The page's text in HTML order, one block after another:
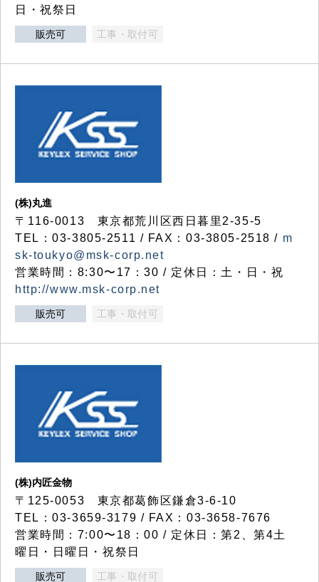
日・祝祭日
販売可 工事・取付可
(株)丸進
〒116-0013 東京都荒川区西日暮里2-35-5
TEL：03-3805-2511 / FAX：03-3805-2518 / m
sk-toukyo@msk-corp.net
営業時間：8:30〜17：30 / 定休日：土・日・祝
http://www.msk-corp.net
販売可 工事・取付可
(株)内匠金物
〒125-0053 東京都葛飾区鎌倉3-6-10
TEL：03-3659-3179 / FAX：03-3658-7676
営業時間：7:00〜18：00 / 定休日：第2、第4土
曜日・日曜日・祝祭日
販売可 工事・取付可